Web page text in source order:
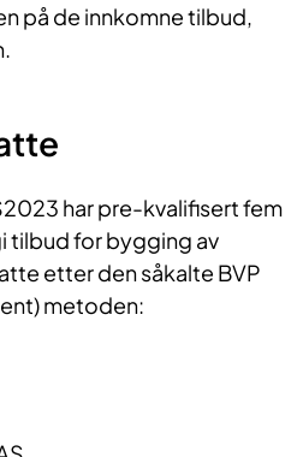
på de innkomne tilbud,
har pre-kvalifisert fem
tilbud for bygging av
etter den såkalte BVP
metoden: